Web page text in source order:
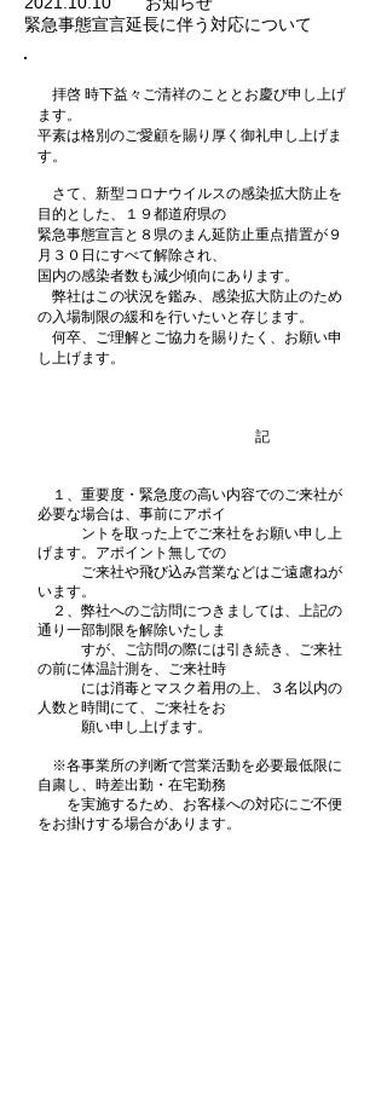
緊急事態宣言延長に伴う対応について
拝啓 時下益々ご清祥のこととお慶び申し上げ
ます。
平素は格別のご愛顧を賜り厚く御礼申し上げま
す。
さて、新型コロナウイルスの感染拡大防止を
目的とした、１９都道府県の
緊急事態宣言と８県のまん延防止重点措置が９
月３０日にすべて解除され、
国内の感染者数も減少傾向にあります。
弊社はこの状況を鑑み、感染拡大防止のため
の入場制限の緩和を行いたいと存じます。
何卒、ご理解とご協力を賜りたく、お願い申
し上げます。
記
１、重要度・緊急度の高い内容でのご来社が
必要な場合は、事前にアポイ
ントを取った上でご来社をお願い申し上
げます。アポイント無しでの
ご来社や飛び込み営業などはご遠慮ねが
います。
２、弊社へのご訪問につきましては、上記の
通り一部制限を解除いたしま
すが、ご訪問の際には引き続き、ご来社
の前に体温計測を、ご来社時
には消毒とマスク着用の上、３名以内の
人数と時間にて、ご来社をお
願い申し上げます。
※各事業所の判断で営業活動を必要最低限に
自粛し、時差出勤・在宅勤務
を実施するため、お客様への対応にご不便
をお掛けする場合があります。